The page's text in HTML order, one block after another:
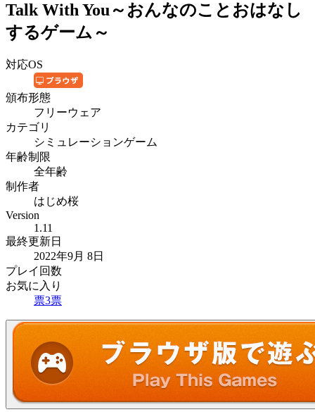
Talk With You～おんなのことおはなし
するゲーム～
対応OS
頒布形態
フリーウェア
カテゴリ
シミュレーションゲーム
年齢制限
全年齢
制作者
はじめ桜
Version
1.11
最終更新日
2022年9月 8日
プレイ回数
お気に入り
票3票